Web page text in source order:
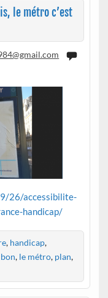
le métro c’est
26/accessibilite-
handicap/
, handicap,
bon, le métro, plan,